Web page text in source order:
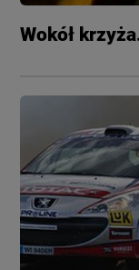
Wokół